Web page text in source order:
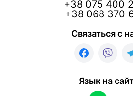
+38 075 400
+38 068 370
Связаться с
Язык на